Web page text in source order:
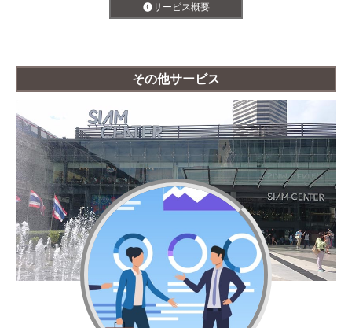
サービス概要
その他サービス